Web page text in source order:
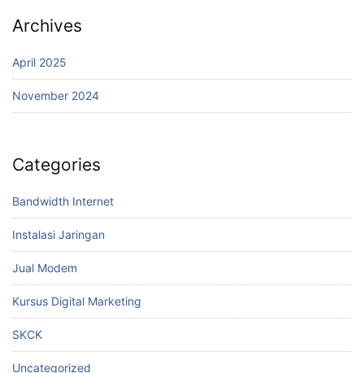
Archives
April 2025
November 2024
Categories
Bandwidth Internet
Instalasi Jaringan
Jual Modem
Kursus Digital Marketing
SKCK
Uncategorized